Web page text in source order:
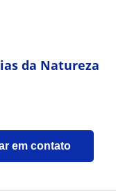
da Natureza
em contato